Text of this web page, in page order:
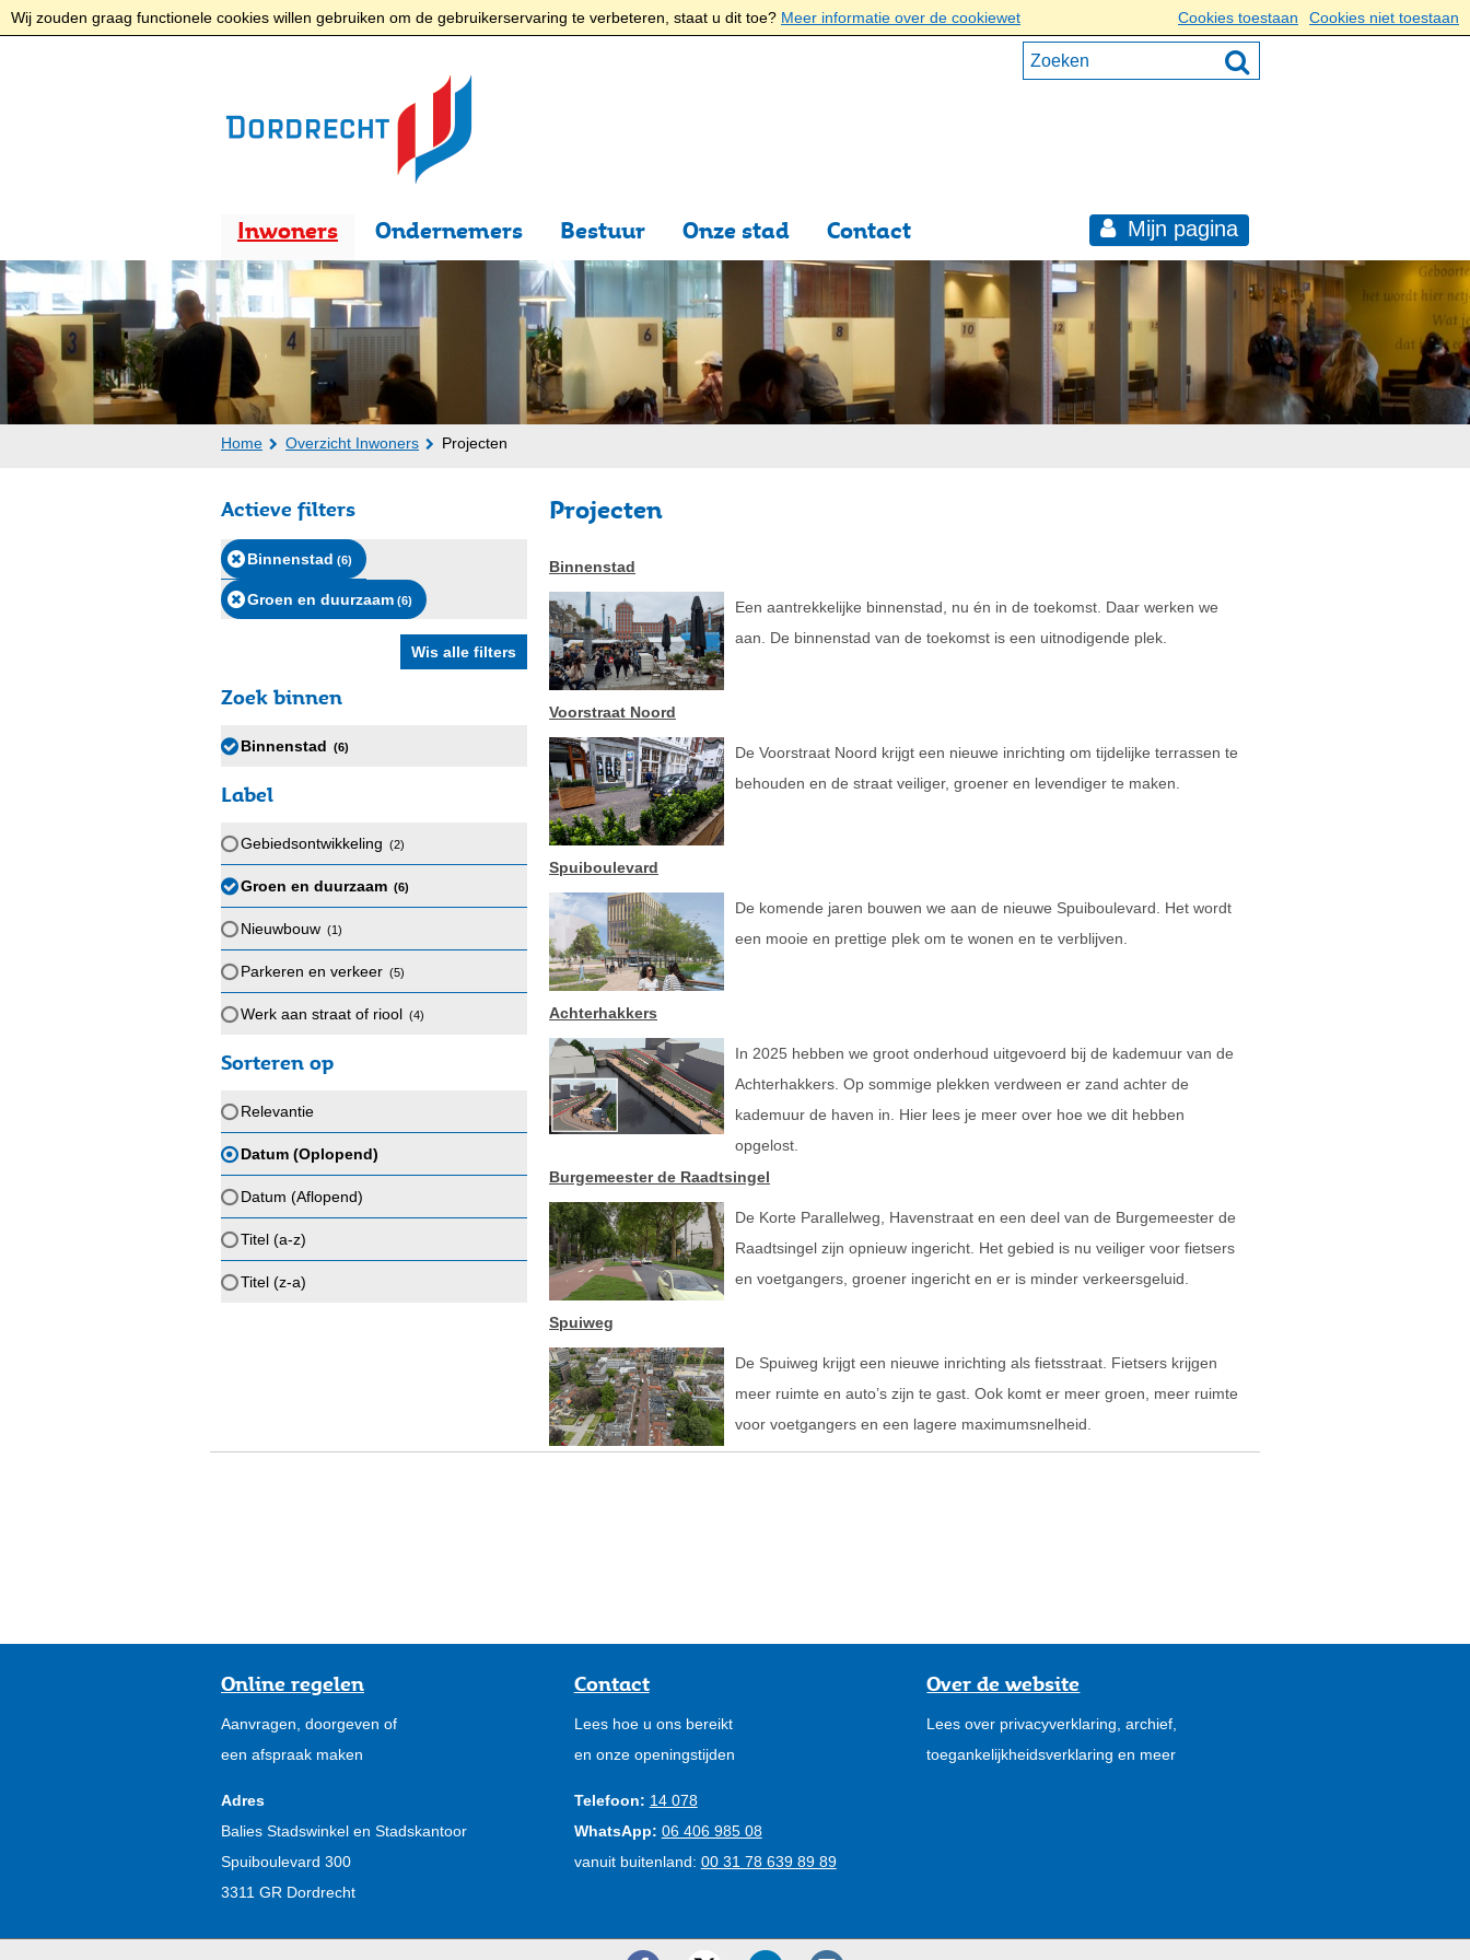
Wij zouden graag functionele cookies willen gebruiken om de gebruikerservaring te verbeteren, staat u dit toe? Meer informatie over de cookiewet Cookies toestaan Cookies niet toestaan
Inwoners Ondernemers Bestuur Onze stad Contact Mijn pagina
Home Overzicht Inwoners Projecten
Projecten
Binnenstad
Een aantrekkelijke binnenstad, nu én in de toekomst. Daar werken we
aan. De binnenstad van de toekomst is een uitnodigende plek.
Voorstraat Noord
De Voorstraat Noord krijgt een nieuwe inrichting om tijdelijke terrassen te
behouden en de straat veiliger, groener en levendiger te maken.
Spuiboulevard
De komende jaren bouwen we aan de nieuwe Spuiboulevard. Het wordt
een mooie en prettige plek om te wonen en te verblijven.
Achterhakkers
In 2025 hebben we groot onderhoud uitgevoerd bij de kademuur van de
Achterhakkers. Op sommige plekken verdween er zand achter de
kademuur de haven in. Hier lees je meer over hoe we dit hebben
opgelost.
Burgemeester de Raadtsingel
De Korte Parallelweg, Havenstraat en een deel van de Burgemeester de
Raadtsingel zijn opnieuw ingericht. Het gebied is nu veiliger voor fietsers
en voetgangers, groener ingericht en er is minder verkeersgeluid.
Spuiweg
De Spuiweg krijgt een nieuwe inrichting als fietsstraat. Fietsers krijgen
meer ruimte en auto’s zijn te gast. Ook komt er meer groen, meer ruimte
voor voetgangers en een lagere maximumsnelheid.
Actieve filters
Binnenstad (6)
Groen en duurzaam (6)
Zoek binnen
Binnenstad (6)
Label
Gebiedsontwikkeling (2)
Groen en duurzaam (6)
Nieuwbouw (1)
Parkeren en verkeer (5)
Werk aan straat of riool (4)
Sorteren op
Relevantie
Datum (Oplopend)
Datum (Aflopend)
Titel (a-z)
Titel (z-a)
Online regelen
Aanvragen, doorgeven of
een afspraak maken
Adres
Balies Stadswinkel en Stadskantoor
Spuiboulevard 300
3311 GR Dordrecht
Contact
Lees hoe u ons bereikt
en onze openingstijden
Telefoon: 14 078
WhatsApp: 06 406 985 08
vanuit buitenland: 00 31 78 639 89 89
Over de website
Lees over privacyverklaring, archief,
toegankelijkheidsverklaring en meer